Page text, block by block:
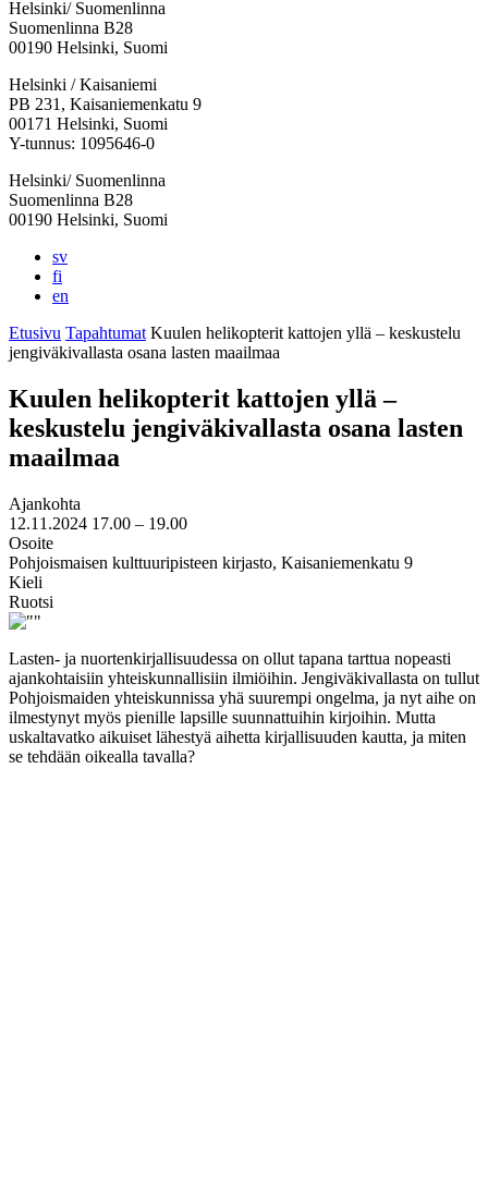
Helsinki/ Suomenlinna
Suomenlinna B28
00190 Helsinki, Suomi
Facebook:
Avataan
uuteen
välilehteen
Instagram:
Avataan
uuteen
välilehteen
TikTok:
Avataan
uuteen
välilehteen
Youtube:
Avataan
uuteen
välilehteen
Vimeo:
Avataan
uuteen
välilehteen
Helsinki / Kaisaniemi
PB 231, Kaisaniemenkatu 9
00171 Helsinki, Suomi
Y-tunnus: 1095646-0
Helsinki/ Suomenlinna
Suomenlinna B28
00190 Helsinki, Suomi
sv
fi
en
Etusivu Tapahtumat Kuulen helikopterit kattojen yllä – keskustelu
jengiväkivallasta osana lasten maailmaa
Kuulen helikopterit kattojen yllä –
keskustelu jengiväkivallasta osana lasten
maailmaa
Ajankohta
12.11.2024 17.00 – 19.00
Osoite
Pohjoismaisen kulttuuripisteen kirjasto, Kaisaniemenkatu 9
Kieli
Ruotsi
Lasten- ja nuortenkirjallisuudessa on ollut tapana tarttua nopeasti
ajankohtaisiin yhteiskunnallisiin ilmiöihin. Jengiväkivallasta on tullut
Pohjoismaiden yhteiskunnissa yhä suurempi ongelma, ja nyt aihe on
ilmestynyt myös pienille lapsille suunnattuihin kirjoihin. Mutta
uskaltavatko aikuiset lähestyä aihetta kirjallisuuden kautta, ja miten
se tehdään oikealla tavalla?